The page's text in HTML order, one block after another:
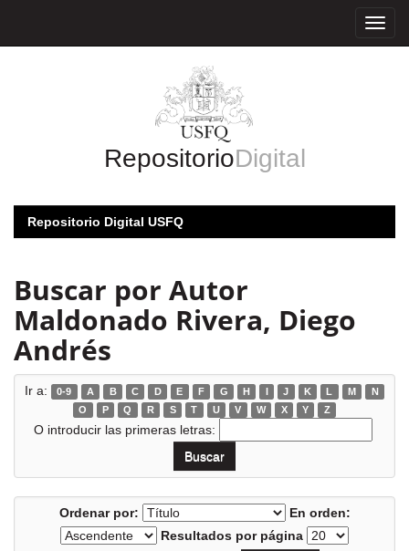
RepositorioDigital
Repositorio Digital USFQ
Buscar por Autor
Maldonado Rivera, Diego
Andrés
Ir a: 0-9 A B C D E F G H I J K L M
N
O
P Q R S T U V W X Y Z
O introducir las primeras letras:
Ordenar por:
En orden:
Resultados por página